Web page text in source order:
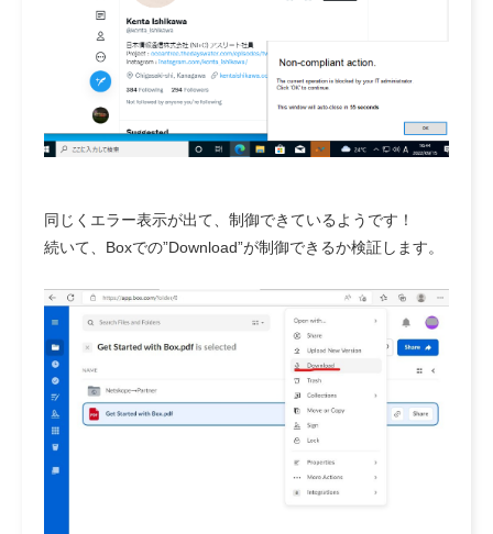
同じくエラー表示が出て、制御できているようです！
続いて、Boxでの”Download”が制御できるか検証します。